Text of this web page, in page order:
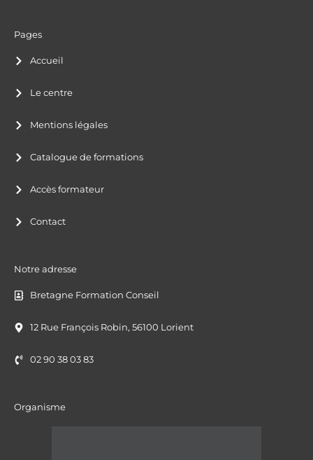
o
i
Pages
Accueil
Le centre
Mentions légales
Catalogue de formations
Accès formateur
Contact
Notre adresse
Bretagne Formation Conseil
12 Rue François Robin, 56100 Lorient
02 90 38 03 83
Organisme